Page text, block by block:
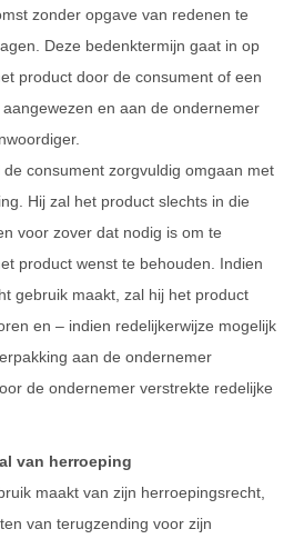
zonder opgave van redenen te
Deze bedenktermijn gaat in op
product door de consument of een
en aan de ondernemer
consument zorgvuldig omgaan met
Hij zal het product slechts in die
voor zover dat nodig is om te
product wenst te behouden. Indien
gebruik maakt, zal hij het product
en – indien redelijkerwijze mogelijk
aan de ondernemer
de ondernemer verstrekte redelijke
van herroeping
maakt van zijn herroepingsrecht,
van terugzending voor zijn